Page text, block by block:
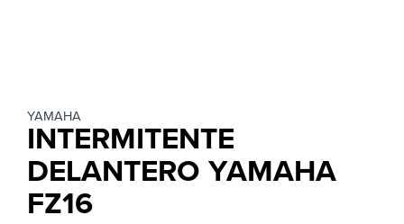
YAMAHA
INTERMITENTE
DELANTERO YAMAHA
FZ16